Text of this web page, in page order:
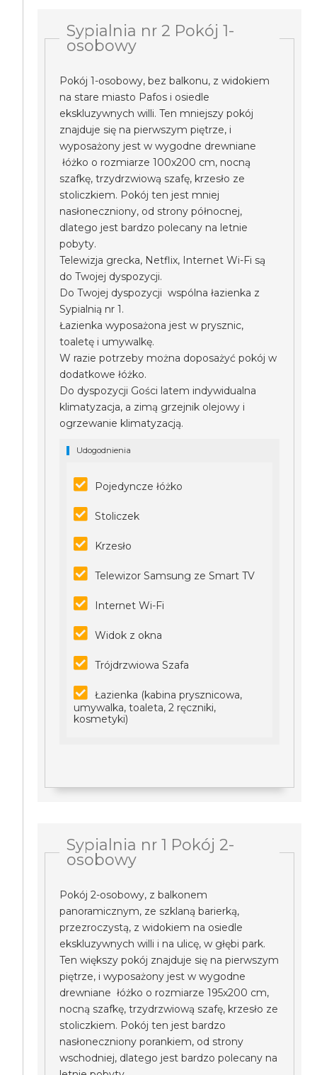
Sypialnia nr 2 Pokój 1-
osobowy
Pokój 1-osobowy, bez balkonu, z widokiem
na stare miasto Pafos i osiedle
ekskluzywnych willi. Ten mniejszy pokój
znajduje się na pierwszym piętrze, i
wyposażony jest w wygodne drewniane
łóżko o rozmiarze 100x200 cm, nocną
szafkę, trzydrzwiową szafę, krzesło ze
stoliczkiem. Pokój ten jest mniej
nasłoneczniony, od strony północnej,
dlatego jest bardzo polecany na letnie
pobyty.
Telewizja grecka, Netflix, Internet Wi-Fi są
do Twojej dyspozycji.
Do Twojej dyspozycji wspólna łazienka z
Sypialnią nr 1.
Łazienka wyposażona jest w prysznic,
toaletę i umywalkę.
W razie potrzeby można doposażyć pokój w
dodatkowe łóżko.
Do dyspozycji Gości latem indywidualna
klimatyzacja, a zimą grzejnik olejowy i
ogrzewanie klimatyzacją.
Udogodnienia
Pojedyncze łóżko
Stoliczek
Krzesło
Telewizor Samsung ze Smart TV
Internet Wi-Fi
Widok z okna
Trójdrzwiowa Szafa
Łazienka (kabina prysznicowa,
umywalka, toaleta, 2 ręczniki,
kosmetyki)
Sypialnia nr 1 Pokój 2-
osobowy
Pokój 2-osobowy, z balkonem
panoramicznym, ze szklaną barierką,
przezroczystą, z widokiem na osiedle
ekskluzywnych willi i na ulicę, w głębi park.
Ten większy pokój znajduje się na pierwszym
piętrze, i wyposażony jest w wygodne
drewniane łóżko o rozmiarze 195x200 cm,
nocną szafkę, trzydrzwiową szafę, krzesło ze
stoliczkiem. Pokój ten jest bardzo
nasłoneczniony porankiem, od strony
wschodniej, dlatego jest bardzo polecany na